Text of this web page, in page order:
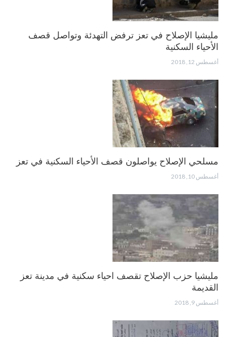
مليشيا الإصلاح في تعز ترفض التهدئة وتواصل قصف
الأحياء السكنية
أغسطس 12, 2018
مسلحي الإصلاح يواصلون قصف الأحياء السكنية في تعز
أغسطس 10, 2018
مليشيا حزب الإصلاح تقصف احياء سكنية في مدينة تعز
القديمة
أغسطس 9, 2018